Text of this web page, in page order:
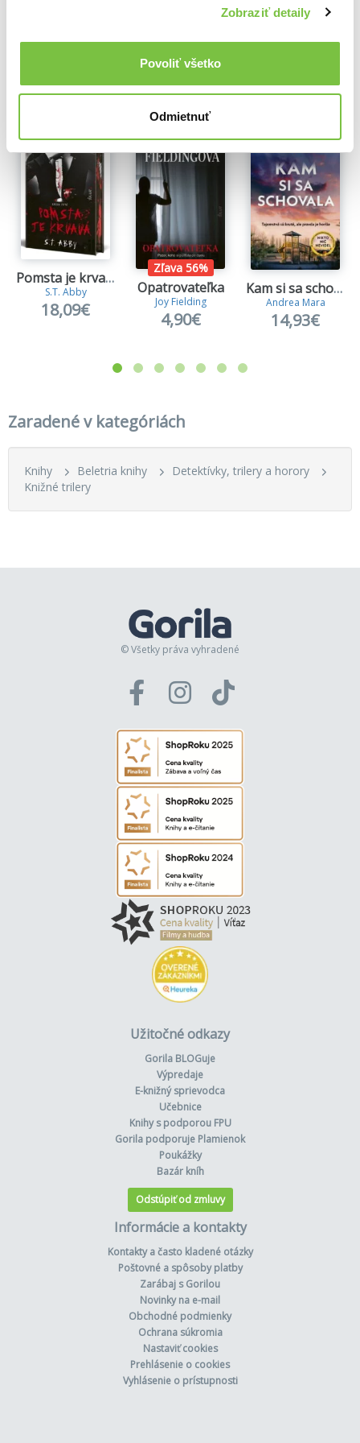
Zobraziť detaily
Povoliť všetko
Odmietnuť
Ďalšie z kategórie Knižné trilery
Viac z tejto kategórie
Pomsta je krvavá (Kniha prvá)
S.T. Abby
18,09€
Zľava 56%
Opatrovateľka
Joy Fielding
4,90€
Kam si sa schovala
Andrea Mara
14,93€
Zaradené v kategóriách
Knihy Beletria knihy
Detektívky, trilery a horory
Knižné trilery
© Všetky práva vyhradené
Užitočné odkazy
Gorila BLOGuje
Výpredaje
E-knižný sprievodca
Učebnice
Knihy s podporou FPU
Gorila podporuje Plamienok
Poukážky
Bazár kníh
Odstúpiť od zmluvy
Informácie a kontakty
Kontakty a často kladené otázky
Poštovné a spôsoby platby
Zarábaj s Gorilou
Novinky na e-mail
Obchodné podmienky
Ochrana súkromia
Nastaviť cookies
Prehlásenie o cookies
Vyhlásenie o prístupnosti